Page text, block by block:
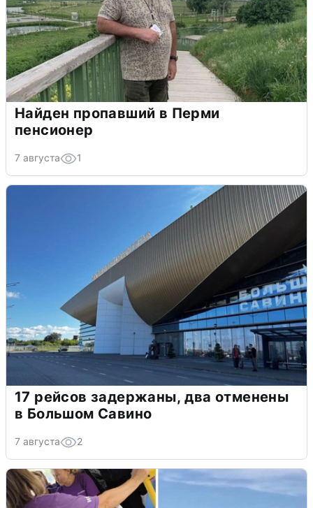
Найден пропавший в Перми
пенсионер
7 августа 1
17 рейсов задержаны, два отменены
в Большом Савино
7 августа 2